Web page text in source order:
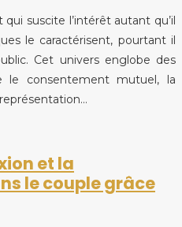
suscite l’intérêt autant qu’il
le caractérisent, pourtant il
Cet univers englobe des
le consentement mutuel, la
et la
le couple grâce